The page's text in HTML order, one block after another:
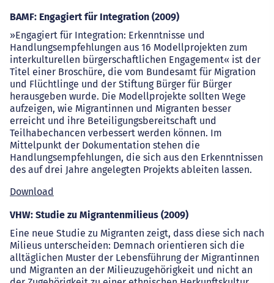
BAMF: Engagiert für Integration (2009)
»Engagiert für Integration: Erkenntnisse und
Handlungsempfehlungen aus 16 Modellprojekten zum
interkulturellen bürgerschaftlichen Engagement« ist der
Titel einer Broschüre, die vom Bundesamt für Migration
und Flüchtlinge und der Stiftung Bürger für Bürger
herausgeben wurde. Die Modellprojekte sollten Wege
aufzeigen, wie Migrantinnen und Migranten besser
erreicht und ihre Beteiligungsbereitschaft und
Teilhabechancen verbessert werden können. Im
Mittelpunkt der Dokumentation stehen die
Handlungsempfehlungen, die sich aus den Erkenntnissen
des auf drei Jahre angelegten Projekts ableiten lassen.
Download
VHW: Studie zu Migrantenmilieus (2009)
Eine neue Studie zu Migranten zeigt, dass diese sich nach
Milieus unterscheiden: Demnach orientieren sich die
alltäglichen Muster der Lebensführung der Migrantinnen
und Migranten an der Milieuzugehörigkeit und nicht an